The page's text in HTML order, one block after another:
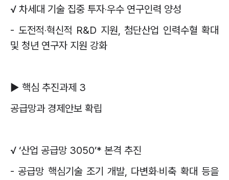
√ 차세대 기술 집중 투자‧우수 연구인력 양성
- 도전적‧혁신적 R&D 지원, 첨단산업 인력수혈 확대
및 청년 연구자 지원 강화
▶ 핵심 추진과제 3
공급망과 경제안보 확립
√ ‘산업 공급망 3050’* 본격 추진
- 공급망 핵심기술 조기 개발, 다변화‧비축 확대 등을